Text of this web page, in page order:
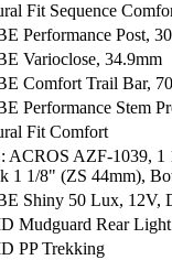
Fit Sequence
Performance Post,
Varioclose, 34.9mm
Comfort Trail Bar,
Performance Stem
Fit Comfort
ACROS AZF-1039, 1
1 1/8" (ZS 44mm),
Shiny 50 Lux, 12V,
Mudguard Rear
PP Trekking